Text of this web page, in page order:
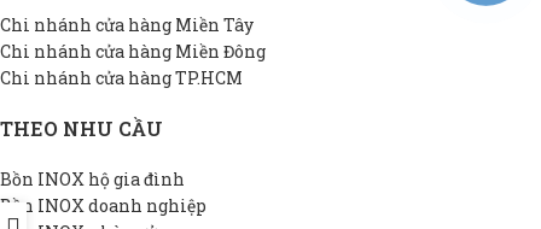
Chi nhánh cửa hàng Miền Tây
Chi nhánh cửa hàng Miền Đông
Chi nhánh cửa hàng TP.HCM
THEO NHU CẦU
Bồn INOX hộ gia đình
Bồn INOX doanh nghiệp